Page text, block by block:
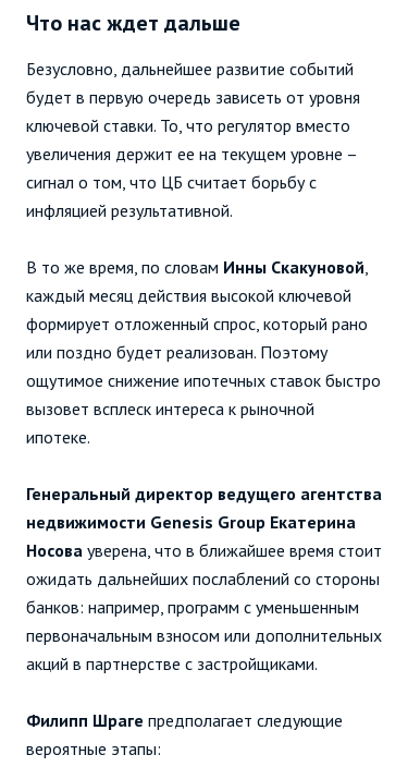
Что нас ждет дальше
Безусловно, дальнейшее развитие событий
будет в первую очередь зависеть от уровня
ключевой ставки. То, что регулятор вместо
увеличения держит ее на текущем уровне –
сигнал о том, что ЦБ считает борьбу с
инфляцией результативной.
В то же время, по словам Инны Скакуновой,
каждый месяц действия высокой ключевой
формирует отложенный спрос, который рано
или поздно будет реализован. Поэтому
ощутимое снижение ипотечных ставок быстро
вызовет всплеск интереса к рыночной
ипотеке.
Генеральный директор ведущего агентства
недвижимости Genesis Group Екатерина
Носова уверена, что в ближайшее время стоит
ожидать дальнейших послаблений со стороны
банков: например, программ с уменьшенным
первоначальным взносом или дополнительных
акций в партнерстве с застройщиками.
Филипп Шраге предполагает следующие
вероятные этапы: